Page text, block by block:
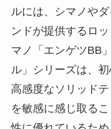
タイラバ スピ
入ポイント
概要
スピニングロ
スピニングリ